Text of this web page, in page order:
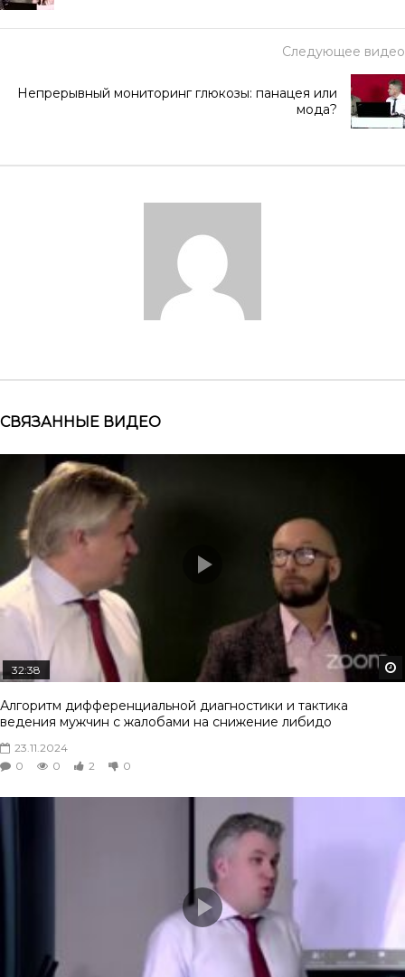
Следующее видео
Непрерывный мониторинг глюкозы: панацея или
мода?
СВЯЗАННЫЕ ВИДЕО
32:38
Алгоритм дифференциальной диагностики и тактика
ведения мужчин с жалобами на снижение либидо
23.11.2024
0
0 2 0